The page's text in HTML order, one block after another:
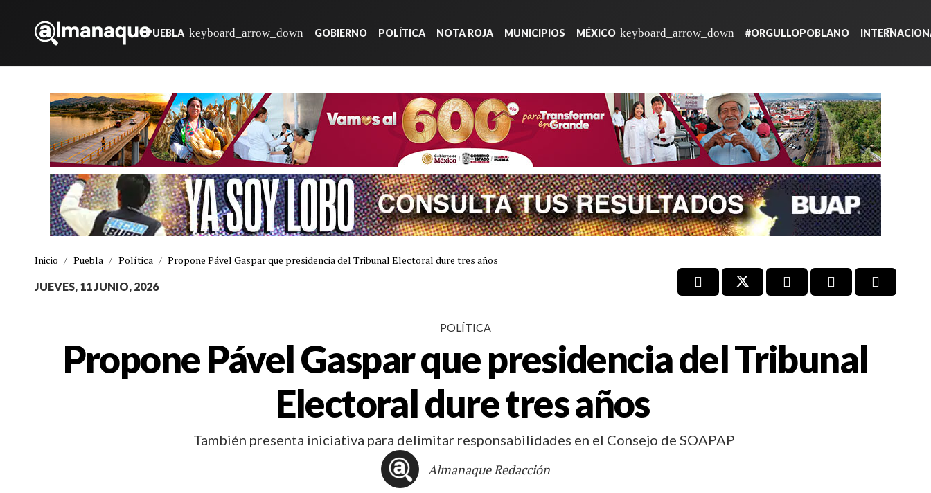
PUEBLA GOBIERNO POLÍTICA NOTA ROJA MUNICIPIOS MÉXICO #ORGULLOPOBLANO
Inicio / Puebla / Política / Propone Pável Gaspar que presidencia del Tribunal Electoral dure tres años
JUEVES, 11 JUNIO, 2026
POLÍTICA
Propone Pável Gaspar que presidencia del Tribunal
Electoral dure tres años
También presenta iniciativa para delimitar responsabilidades en el Consejo de SOAPAP
Almanaque Redacción